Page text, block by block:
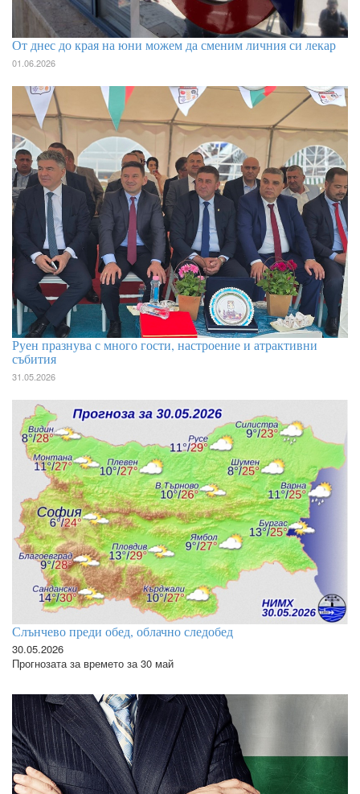
От днес до края на юни можем да сменим личния си лекар
01.06.2026
Руен празнува с много гости, настроение и атрактивни
събития
31.05.2026
Слънчево преди обед, облачно следобед
30.05.2026
Прогнозата за времето за 30 май